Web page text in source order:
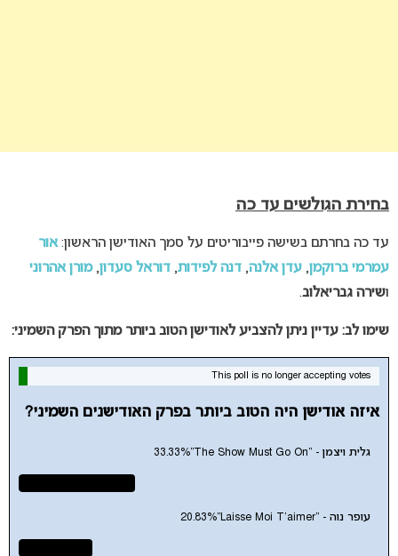
בחירת הגולשים עד כה
עד כה בחרתם בשישה פייבוריטים על סמך האודישן הראשון:אור
עמרמי ברוקמן, עדן אלנה, דנה לפידות, דוראל סעדון, מורן אהרוני
שירה גבריאלוב.
שימו לב: עדיין ניתן להצביע לאודישן הטוב ביותר מתוך הפרק השמיני:
This poll is no longer accepting votes
איזה אודישן היה הטוב ביותר בפרק האודישנים השמיני?
גלית ויצמן - "The Show Must Go On" 33.33%
עופר נוה - "Laisse Moi T'aimer" 20.83%